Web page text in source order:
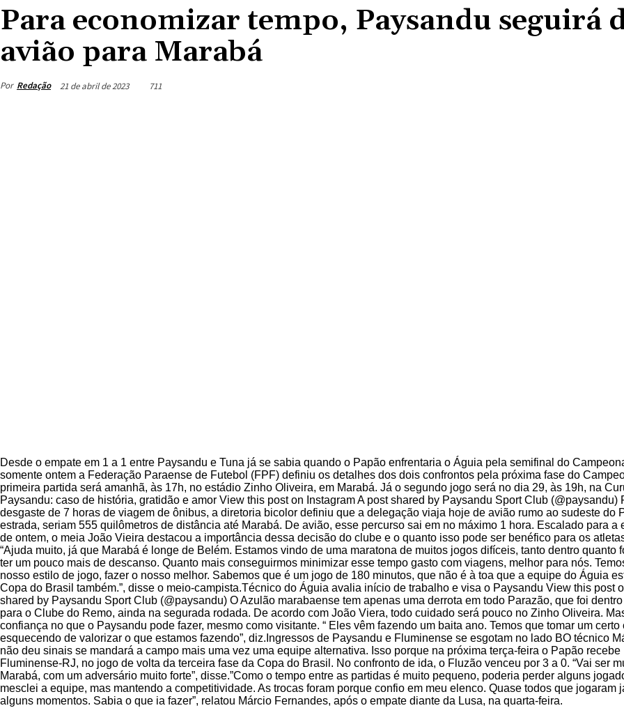
Para economizar tempo, Paysandu seguirá
avião para Marabá
Por Redação 21 de abril de 2023 711
Desde o empate em 1 a 1 entre Paysandu e Tuna já se sabia quando o Papão enfrentaria o Águia pela semifinal do
somente ontem a Federação Paraense de Futebol (FPF) definiu os detalhes dos dois confrontos pela próxima fase do
primeira partida será amanhã, às 17h, no estádio Zinho Oliveira, em Marabá. Já o segundo jogo será no dia 29, às 19h, na
Paysandu: caso de história, gratidão e amor View this post on Instagram A post shared by Paysandu Sport Club (@paysandu)
desgaste de 7 horas de viagem de ônibus, a diretoria bicolor definiu que a delegação viaja hoje de avião rumo ao sudeste do
estrada, seriam 555 quilômetros de distância até Marabá. De avião, esse percurso sai em no máximo 1 hora. Escalado para a
de ontem, o meia João Vieira destacou a importância dessa decisão do clube e o quanto isso pode ser benéfico para os
“Ajuda muito, já que Marabá é longe de Belém. Estamos vindo de uma maratona de muitos jogos difíceis, tanto dentro quanto
ter um pouco mais de descanso. Quanto mais conseguirmos minimizar esse tempo gasto com viagens, melhor para nós.
nosso estilo de jogo, fazer o nosso melhor. Sabemos que é um jogo de 180 minutos, que não é à toa que a equipe do Águia
Copa do Brasil também.”, disse o meio-campista.Técnico do Águia avalia início de trabalho e visa o Paysandu View this post
shared by Paysandu Sport Club (@paysandu) O Azulão marabaense tem apenas uma derrota em todo Parazão, que foi
para o Clube do Remo, ainda na segurada rodada. De acordo com João Viera, todo cuidado será pouco no Zinho Oliveira.
confiança no que o Paysandu pode fazer, mesmo como visitante. “ Eles vêm fazendo um baita ano. Temos que tomar um
esquecendo de valorizar o que estamos fazendo”, diz.Ingressos de Paysandu e Fluminense se esgotam no lado BO técnico
não deu sinais se mandará a campo mais uma vez uma equipe alternativa. Isso porque na próxima terça-feira o Papão
Fluminense-RJ, no jogo de volta da terceira fase da Copa do Brasil. No confronto de ida, o Fluzão venceu por 3 a 0. “Vai ser
Marabá, com um adversário muito forte”, disse.”Como o tempo entre as partidas é muito pequeno, poderia perder alguns
mesclei a equipe, mas mantendo a competitividade. As trocas foram porque confio em meu elenco. Quase todos que jogaram
alguns momentos. Sabia o que ia fazer”, relatou Márcio Fernandes, após o empate diante da Lusa, na quarta-feira.